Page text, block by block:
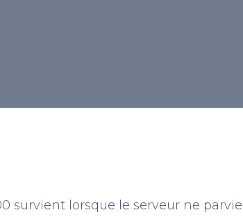
survient lorsque le serveur ne